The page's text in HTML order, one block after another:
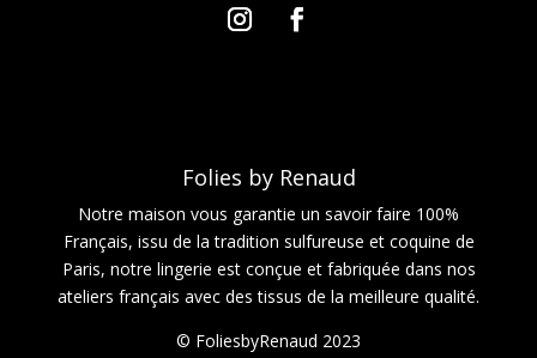
Folies by Renaud
Notre maison vous garantie un savoir faire 100%
Français, issu de la tradition sulfureuse et coquine de
Paris, notre lingerie est conçue et fabriquée dans nos
ateliers français avec des tissus de la meilleure qualité.
© FoliesbyRenaud 2023